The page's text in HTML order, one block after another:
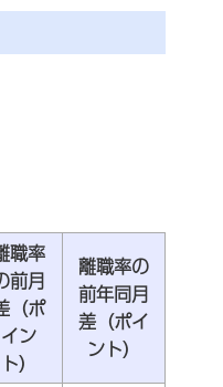
職率
前月
（ポ
イン
ト）
離職率の
前年同月
差（ポイ
ント）